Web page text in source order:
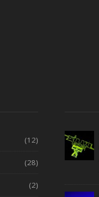
(12)
(28)
(2)